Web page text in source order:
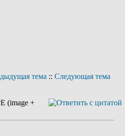
тема :: Следующая тема
(image +